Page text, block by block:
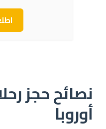
نصائح حجز
أوروبا